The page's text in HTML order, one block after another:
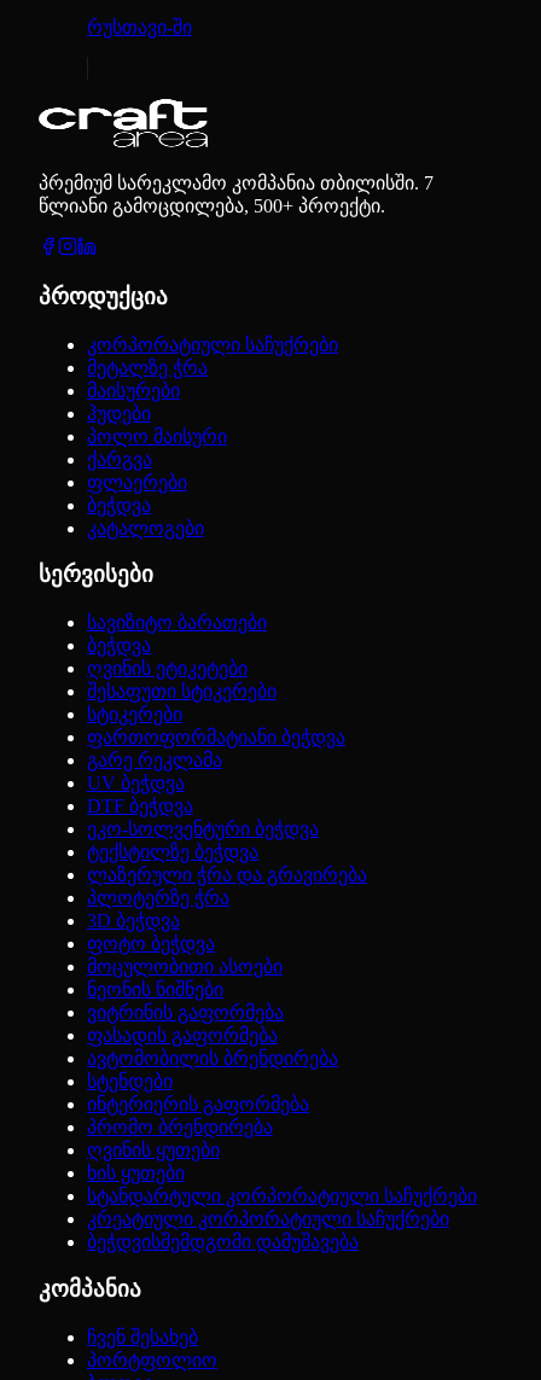
რუსთავი-ში
პრემიუმ სარეკლამო კომპანია თბილისში. 7
წლიანი გამოცდილება, 500+ პროექტი.
პროდუქცია
კორპორატიული საჩუქრები
მეტალზე ჭრა
მაისურები
ჰუდები
პოლო მაისური
ქარგვა
ფლაერები
ბეჭდვა
კატალოგები
სერვისები
სავიზიტო ბარათები
ბეჭდვა
ღვინის ეტიკეტები
შესაფუთი სტიკერები
სტიკერები
ფართოფორმატიანი ბეჭდვა
გარე რეკლამა
UV ბეჭდვა
DTF ბეჭდვა
ეკო-სოლვენტური ბეჭდვა
ტექსტილზე ბეჭდვა
ლაზერული ჭრა და გრავირება
პლოტერზე ჭრა
3D ბეჭდვა
ფოტო ბეჭდვა
მოცულობითი ასოები
ნეონის ნიშნები
ვიტრინის გაფორმება
ფასადის გაფორმება
ავტომობილის ბრენდირება
სტენდები
ინტერიერის გაფორმება
პრომო ბრენდირება
ღვინის ყუთები
ხის ყუთები
სტანდარტული კორპორატიული საჩუქრები
კრეატიული კორპორატიული საჩუქრები
ბეჭდვისშემდგომი დამუშავება
კომპანია
ჩვენ შესახებ
პორტფოლიო